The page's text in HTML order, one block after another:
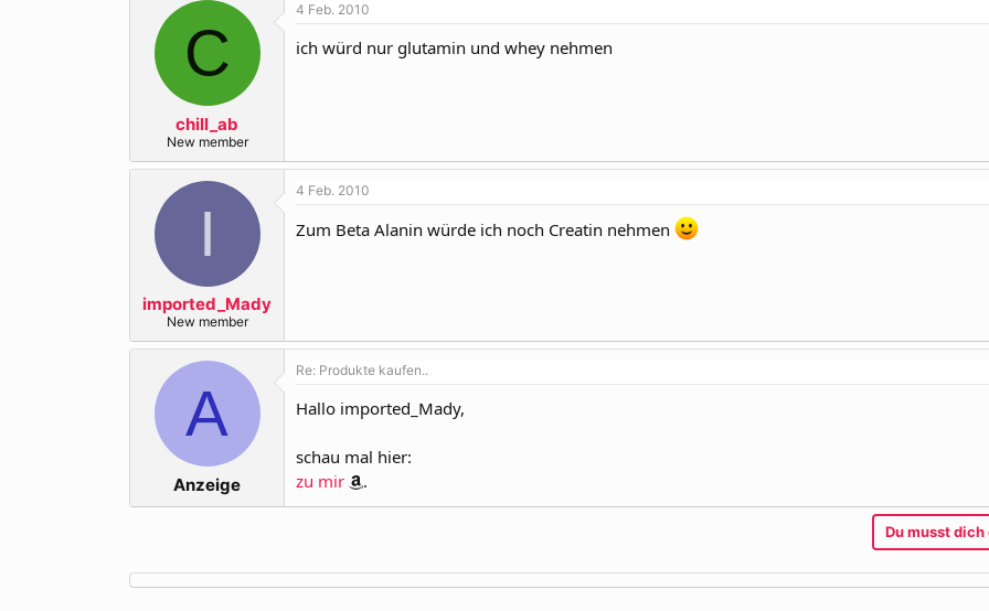
C
chill_ab
New member
4 Feb. 2010
ich würd nur glutamin und whey nehmen
I
imported_Mady
New member
4 Feb. 2010
Zum Beta Alanin würde ich noch Creatin nehmen
A
Anzeige
Re: Produkte kaufen..
Hallo imported_Mady,
schau mal hier:
zu mir
.
Du musst